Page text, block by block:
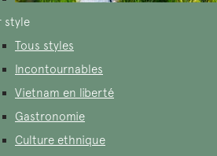
style
Tous styles
Incontournables
Vietnam en liberté
Gastronomie
Culture ethnique
d’Ai (source : ttxvn)